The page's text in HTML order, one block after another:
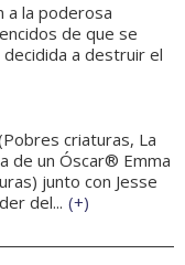
a la poderosa
de que se
a destruir el
criaturas, La
de un Óscar® Emma
junto con Jesse
del... (+)